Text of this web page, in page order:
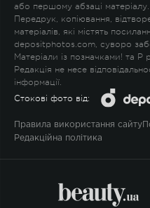
або першому абзаці матеріалу.
Передрук, копіювання,
матеріалів, які містять
depositphotos.com, суворо
Матеріали із позначками! та P
Редакція не несе
інформації.
Стокові фото від:
Правила використання сайту
Редакційна політика